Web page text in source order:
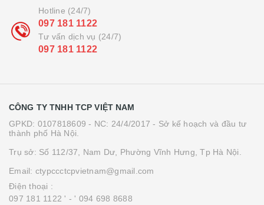
Hotline (24/7)
097 181 1122
Tư vấn dịch vụ (24/7)
097 181 1122
CÔNG TY TNHH TCP VIỆT NAM
GPKD: 0107818609 - NC: 24/4/2017 - Sở kế hoạch và đầu tư
thành phố Hà Nội.
Trụ sở: Số 112/37, Nam Dư, Phường Vĩnh Hưng, Tp Hà Nội.
Email: ctypccctcpvietnam@gmail.com
Điện thoại :
097 181 1122 ' - ' 094 698 8688